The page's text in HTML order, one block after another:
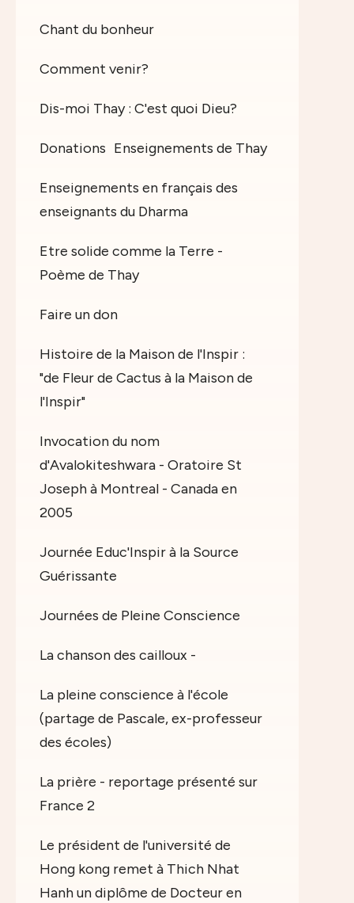
Chant du bonheur
Comment venir?
Dis-moi Thay : C'est quoi Dieu?
Donations Enseignements de Thay
Enseignements en français des
enseignants du Dharma
Etre solide comme la Terre -
Poème de Thay
Faire un don
Histoire de la Maison de l'Inspir :
"de Fleur de Cactus à la Maison de
l'Inspir"
Invocation du nom
d'Avalokiteshwara - Oratoire St
Joseph à Montreal - Canada en
2005
Journée Educ'Inspir à la Source
Guérissante
Journées de Pleine Conscience
La chanson des cailloux -
La pleine conscience à l'école
(partage de Pascale, ex-professeur
des écoles)
La prière - reportage présenté sur
France 2
Le président de l'université de
Hong kong remet à Thich Nhat
Hanh un diplôme de Docteur en